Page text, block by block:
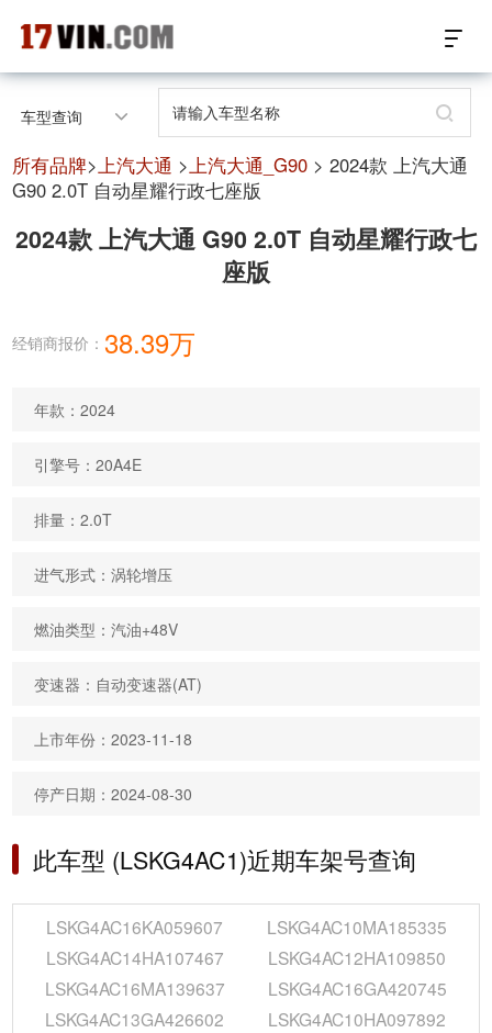
17VIN车架号查询首页
汽配数据开放接口
汽配产品车型适配
车型查询
所有品牌>上汽大通 >上汽大通_G90 > 2024款 上汽大通
G90 2.0T 自动星耀行政七座版
2024款 上汽大通 G90 2.0T 自动星耀行政七
座版
经销商报价： 38.39万
年款：2024
引擎号：20A4E
排量：2.0T
进气形式：涡轮增压
燃油类型：汽油+48V
变速器：自动变速器(AT)
上市年份：2023-11-18
停产日期：2024-08-30
此车型 (LSKG4AC1)近期车架号查询
LSKG4AC16KA059607
LSKG4AC10MA185335
LSKG4AC14HA107467
LSKG4AC12HA109850
LSKG4AC16MA139637
LSKG4AC16GA420745
LSKG4AC13GA426602
LSKG4AC10HA097892